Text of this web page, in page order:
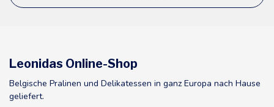
Leonidas Online-Shop
Belgische Pralinen und Delikatessen in ganz Europa nach Hause
geliefert.